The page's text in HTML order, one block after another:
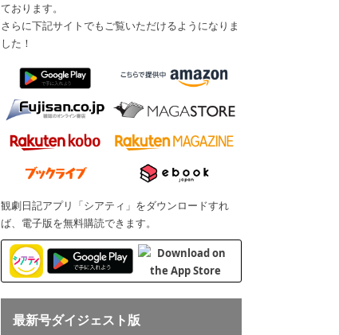
ております。
さらに下記サイトでもご覧いただけるようになりま
した！
観劇日記アプリ「シアティ」をダウンロードすれ
ば、電子版を無料購読できます。
最新号ダイジェスト版